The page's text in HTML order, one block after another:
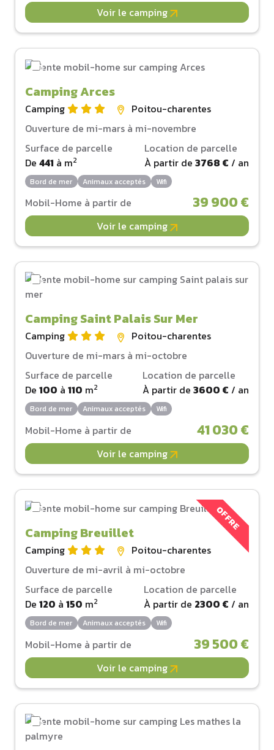
Voir le camping
Camping Arces
Camping
Poitou-charentes
Ouverture de mi-mars à mi-novembre
Surface de parcelle
De 441 à m2
Location de parcelle
À partir de 3768 € / an
Bord de mer Animaux acceptés Wifi
Mobil-Home à partir de 39 900 €
Voir le camping
Camping Saint Palais Sur Mer
Camping
Poitou-charentes
Ouverture de mi-mars à mi-octobre
Surface de parcelle
De 100 à 110 m2
Location de parcelle
À partir de 3600 € / an
Bord de mer Animaux acceptés Wifi
Mobil-Home à partir de 41 030 €
Voir le camping
OFFRE
Camping Breuillet
Camping
Poitou-charentes
Ouverture de mi-avril à mi-octobre
Surface de parcelle
De 120 à 150 m2
Location de parcelle
À partir de 2300 € / an
Bord de mer Animaux acceptés Wifi
Mobil-Home à partir de 39 500 €
Voir le camping